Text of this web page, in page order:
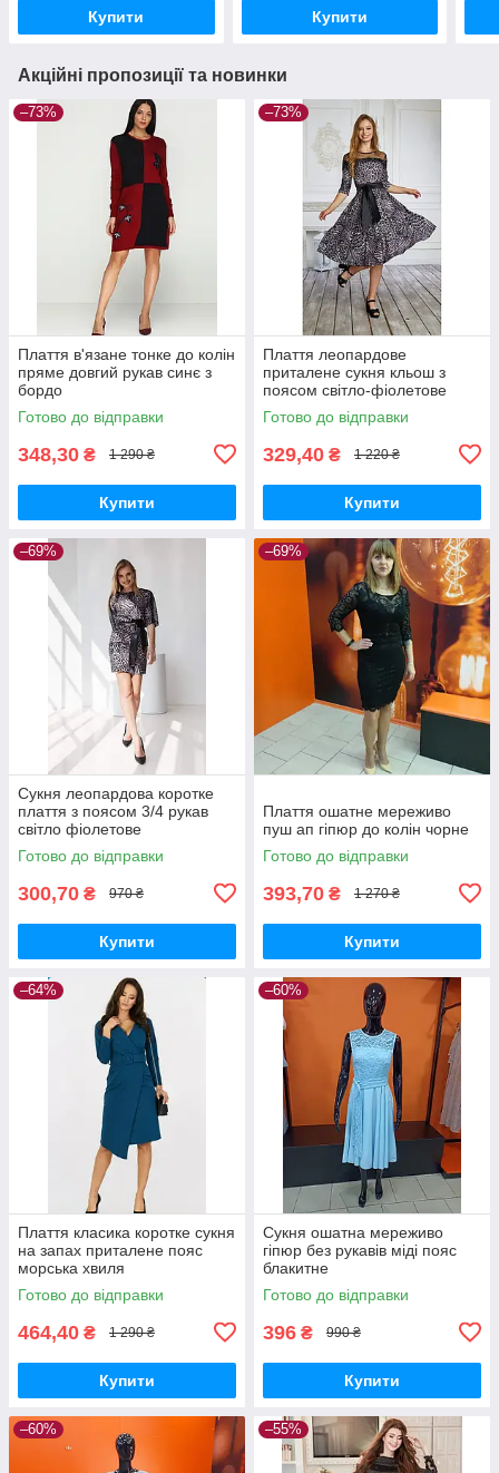
Купити Купити
Акційні пропозиції та новинки
–73%
Плаття в'язане тонке до колін
пряме довгий рукав синє з
бордо
Готово до відправки
348,30 ₴ 1 290 ₴
Купити
–73%
Плаття леопардове
приталене сукня кльош з
поясом світло-фіолетове
Готово до відправки
329,40 ₴ 1 220 ₴
Купити
–69%
Сукня леопардова коротке
плаття з поясом 3/4 рукав
світло фіолетове
Готово до відправки
300,70 ₴ 970 ₴
Купити
–69%
Плаття ошатне мереживо
пуш ап гіпюр до колін чорне
Готово до відправки
393,70 ₴ 1 270 ₴
Купити
–64%
Плаття класика коротке сукня
на запах приталене пояс
морська хвиля
Готово до відправки
464,40 ₴ 1 290 ₴
Купити
–60%
Сукня ошатна мереживо
гіпюр без рукавів міді пояс
блакитне
Готово до відправки
396 ₴ 990 ₴
Купити
–60% –55%